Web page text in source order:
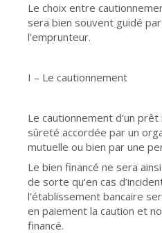
Le choix entre
sera bien souvent guidé
l’emprunteur.
I – Le cautionnement
Le cautionnement d’un
sûreté accordée par un
mutuelle ou bien par une
Le bien financé ne sera
de sorte qu’en cas
l’établissement bancaire
en paiement la caution et
financé.